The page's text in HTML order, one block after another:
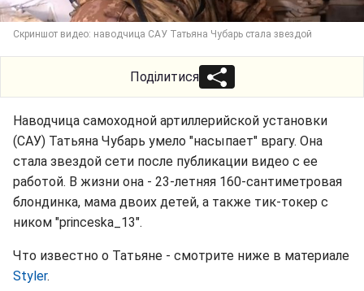
Скриншот видео: наводчица САУ Татьяна Чубарь стала звездой
Поділитися
Наводчица самоходной артиллерийской установки
(САУ) Татьяна Чубарь умело "насыпает" врагу. Она
стала звездой сети после публикации видео с ее
работой. В жизни она - 23-летняя 160-сантиметровая
блондинка, мама двоих детей, а также тик-токер с
ником "princeska_13".
Что известно о Татьяне - смотрите ниже в материале
Styler.